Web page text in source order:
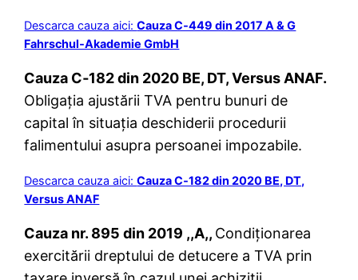
Descarca cauza aici:Cauza C‑449 din 2017 A & G
Fahrschul‑Akademie GmbH
Cauza C‑182 din 2020 BE, DT, Versus ANAF.
Obligația ajustării TVA pentru bunuri de
capital în situația deschiderii procedurii
falimentului asupra persoanei impozabile.
Descarca cauza aici:Cauza C‑182 din 2020 BE, DT,
Versus ANAF
Cauza nr. 895 din 2019 ,,A,, Condiționarea
exercitării dreptului de detucere a TVA prin